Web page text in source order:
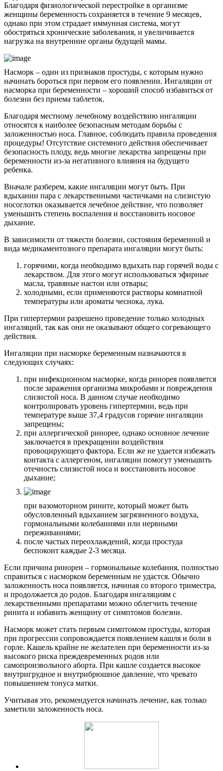
Благодаря физиологической перестройке в организме
женщины беременность сохраняется в течение 9 месяцев,
однако при этом страдает иммунная система, могут
обостряться хронические заболевания, и увеличивается
нагрузка на внутренние органы будущей мамы.
Насморк – один из признаков простуды, с которым нужно
начинать бороться при первом его появлении. Ингаляции от
насморка при беременности – хороший способ избавиться от
болезни без приема таблеток.
Благодаря местному лечебному воздействию ингаляции
относятся к наиболее безопасным методам борьбы с
заложенностью носа. Главное, соблюдать правила проведения
процедуры! Отсутствие системного действия обеспечивает
безопасность плоду, ведь многие лекарства запрещены при
беременности из-за негативного влияния на будущего
ребенка.
Вначале разберем, какие ингаляции могут быть. При
вдыхании пара с лекарственными частичками на слизистую
носоглотки оказывается лечебное действие, что позволяет
уменьшить степень воспаления и восстановить носовое
дыхание.
В зависимости от тяжести болезни, состояния беременной и
вида медикаментозного препарата ингаляции могут быть:
горячими, когда необходимо вдыхать пар горячей воды с
лекарством. Для этого могут использоваться эфирные
масла, травяные настои или отвары;
холодными, если применяются растворы комнатной
температуры или ароматы чеснока, лука.
При гипертермии разрешено проведение только холодных
ингаляций, так как они не оказывают общего согревающего
действия.
Ингаляции при насморке беременным назначаются в
следующих случаях:
при инфекционном насморке, когда ринорея появляется
после заражения организма микробами и повреждения
слизистой носа. В данном случае необходимо
контролировать уровень гипертермии, ведь при
температуре выше 37,4 градусов горячие ингаляции
запрещены;
при аллергической ринорее, однако основное лечение
заключается в прекращении воздействия
провоцирующего фактора. Если же не удается избежать
контакта с аллергеном, ингаляции помогут уменьшить
отечность слизистой носа и восстановить носовое
дыхание;
при вазомоторном рините, который может быть
обусловленный вдыханием загрязненного воздуха,
гормональными колебаниями или нервными
переживаниями;
после частых переохлаждений, когда простуда
беспокоит каждые 2-3 месяца.
Если причина ринореи – гормональные колебания, полностью
справиться с насморком беременным не удастся. Обычно
заложенность носа появляется, начиная со второго триместра,
и продолжается до родов. Благодаря ингаляциям с
лекарственными препаратами можно облегчить течение
ринита и избавить женщину от симптомов болезни.
Насморк может стать первым симптомом простуды, которая
при прогрессии сопровождается появлением кашля и боли в
горле. Кашель крайне не желателен при беременности из-за
высокого риска преждевременных родов или
самопроизвольного аборта. При кашле создается высокое
внутригрудное и внутрибрюшное давление, что чревато
повышением тонуса матки.
Учитывая это, рекомендуется начинать лечение, как только
заметили заложенность носа.